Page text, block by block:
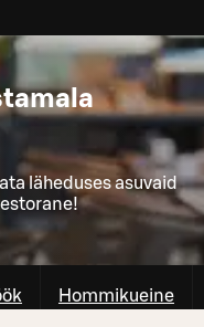
läheduses asuvaid
Hommikueine